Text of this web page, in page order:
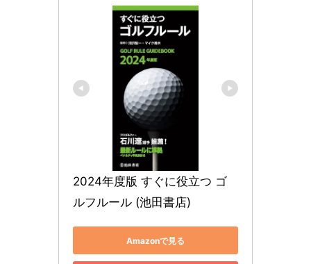
2024年度版 すぐに役立つ ゴ
ルフルール (池田書店)
Amazonで見る